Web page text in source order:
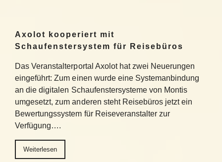
Axolot kooperiert mit
Schaufenstersystem für Reisebüros
Das Veranstalterportal Axolot hat zwei Neuerungen
eingeführt: Zum einen wurde eine Systemanbindung
an die digitalen Schaufenstersysteme von Montis
umgesetzt, zum anderen steht Reisebüros jetzt ein
Bewertungssystem für Reiseveranstalter zur
Verfügung….
Weiterlesen